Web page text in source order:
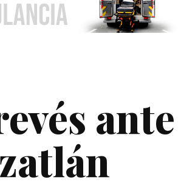
ante